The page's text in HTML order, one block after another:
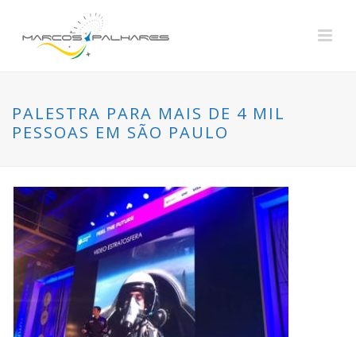
PALESTRA PARA MAIS DE 4 MIL
PESSOAS EM SÃO PAULO